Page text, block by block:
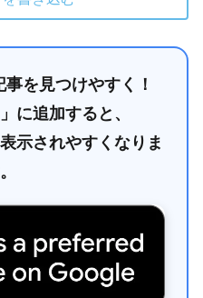
を見つけやすく！
に追加すると、
示されやすくなりま